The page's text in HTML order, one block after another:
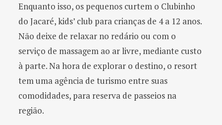
Enquanto isso, os pequenos curtem o Clubinho
do Jacaré, kids’ club para crianças de 4 a 12 anos.
Não deixe de relaxar no redário ou com o
serviço de massagem ao ar livre, mediante custo
à parte. Na hora de explorar o destino, o resort
tem uma agência de turismo entre suas
comodidades, para reserva de passeios na
região.